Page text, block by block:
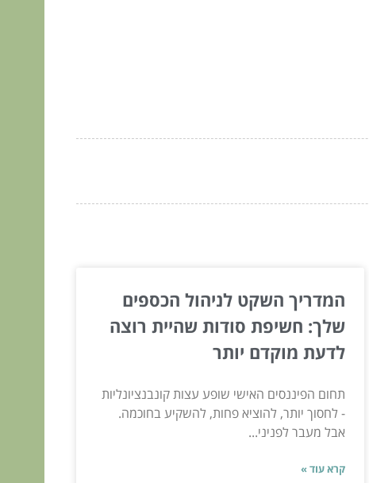
המדריך השקט לניהול הכספים
שלך: חשיפת סודות שהיית רוצה
לדעת מוקדם יותר
תחום הפיננסים האישי שופע עצות קונבנציונליות
- לחסוך יותר, להוציא פחות, להשקיע בחוכמה.
אבל מעבר לפניני...
קרא עוד »